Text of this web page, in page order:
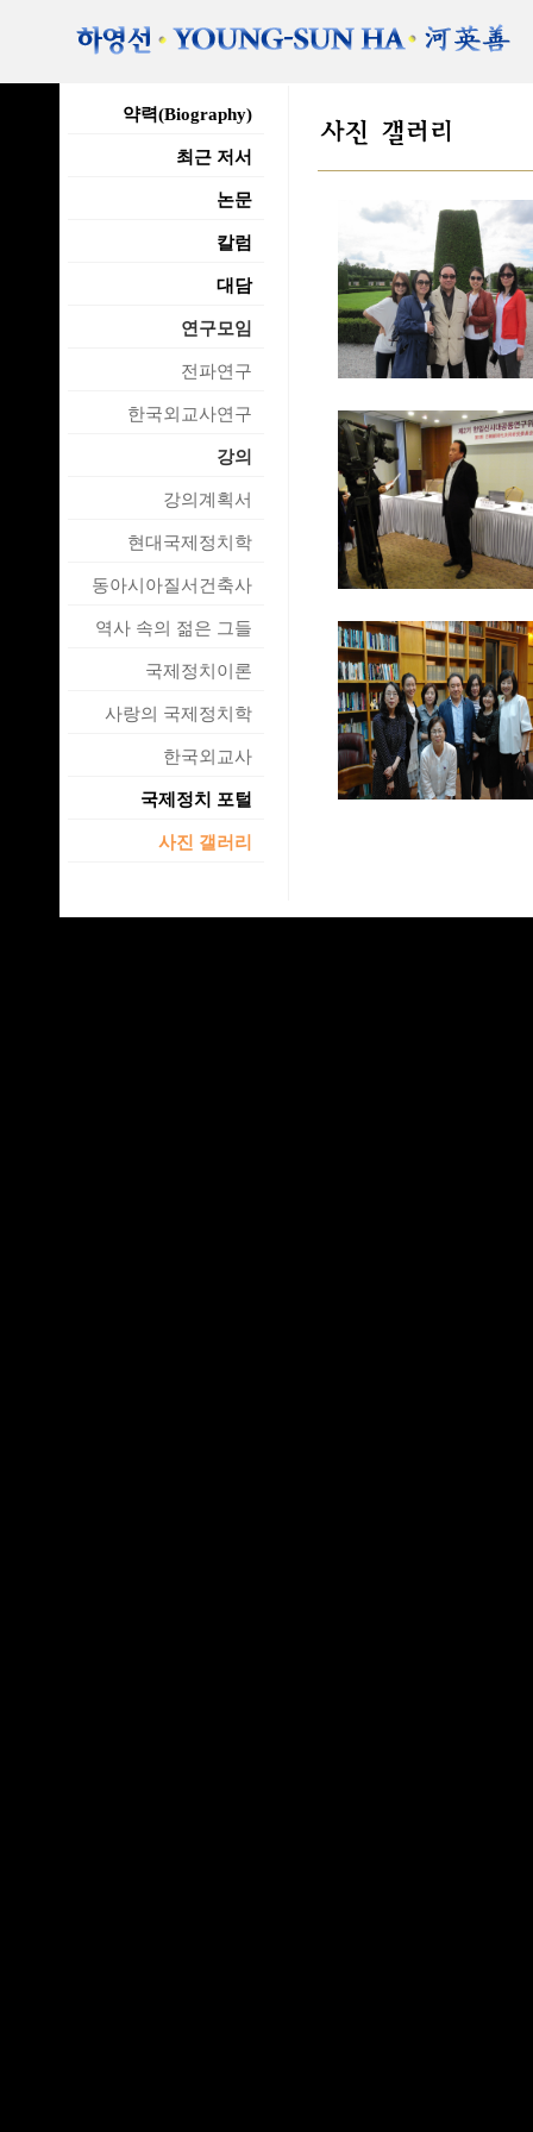
약력(Biography)
최근 저서
논문
칼럼
대담
연구모임
전파연구
한국외교사연구
강의
강의계획서
현대국제정치학
동아시아질서건축사
역사 속의 젊은 그들
국제정치이론
사랑의 국제정치학
한국외교사
국제정치 포털
사진 갤러리